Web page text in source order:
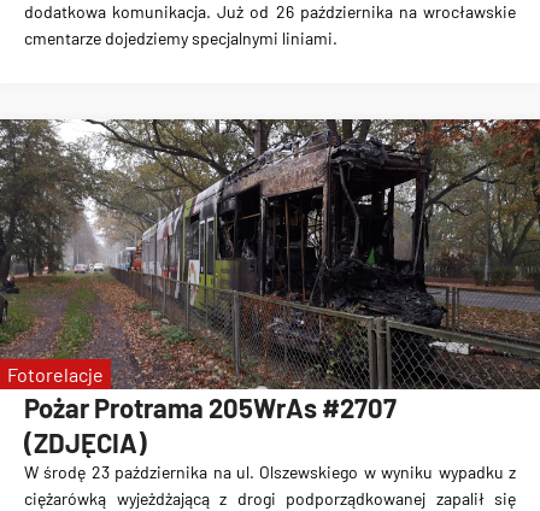
dodatkowa komunikacja. Już od 26 października na wrocławskie
cmentarze dojedziemy specjalnymi liniami.
Pożar Protrama 205WrAs‌ #2707
(ZDJĘCIA)
W środę 23 października na ul. Olszewskiego w wyniku wypadku z
ciężarówką wyjeżdżającą z drogi podporządkowanej zapalił się
Fotorelacje